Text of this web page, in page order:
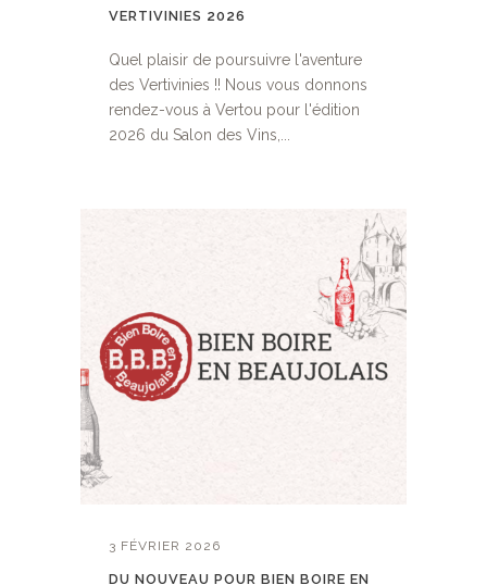
VERTIVINIES 2026
Quel plaisir de poursuivre l'aventure
des Vertivinies !! Nous vous donnons
rendez-vous à Vertou pour l'édition
2026 du Salon des Vins,...
3 FÉVRIER 2026
DU NOUVEAU POUR BIEN BOIRE EN